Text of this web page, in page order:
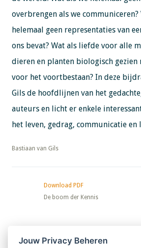
overbrengen als we
helemaal geen representaties van
ons bevat? Wat als liefde voor alle
dieren en planten biologisch gezien
voor het voortbestaan? In deze
Gils de hoofdlijnen van het
auteurs en licht er enkele
het leven, gedrag, communicatie en
​​​​​​​Bastiaan van Gils
Download PDF
De boom der Kennis
Nieuwsbrief
Jouw Privacy Beheren